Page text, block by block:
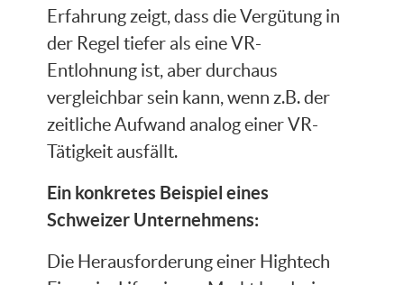
Erfahrung zeigt, dass die Vergütung in
der Regel tiefer als eine VR-
Entlohnung ist, aber durchaus
vergleichbar sein kann, wenn z.B. der
zeitliche Aufwand analog einer VR-
Tätigkeit ausfällt.
Ein konkretes Beispiel eines
Schweizer Unternehmens:
Die Herausforderung einer Hightech